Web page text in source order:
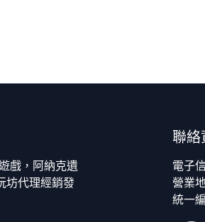
戲，阿納克遺
坊代理經銷發
聯絡
電子
營業
統一